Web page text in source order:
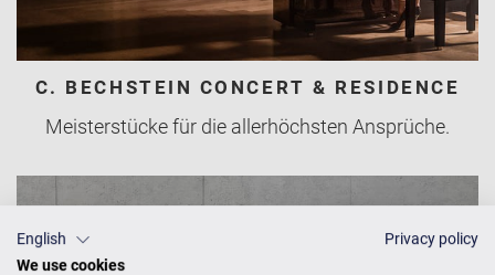
C. BECHSTEIN CONCERT & RESIDENCE
Meisterstücke für die allerhöchsten Ansprüche.
English
Privacy policy
We use cookies